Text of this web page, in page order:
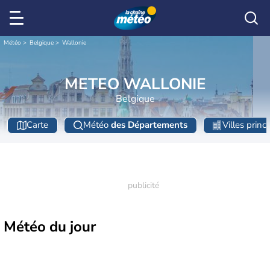
Météo Belgique Wallonie
METEO WALLONIE
Belgique
Carte Météo des Départements Villes
Météo du jour